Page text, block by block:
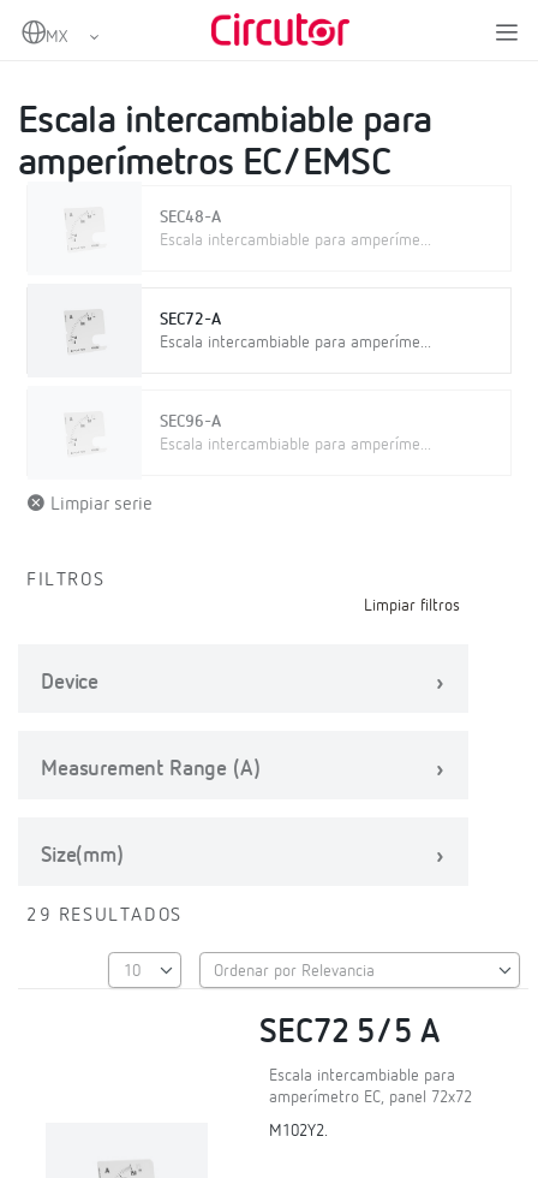
Home Instrumentación analógica
Escala intercambiable para
amperímetros EC/EMSC
SEC48-A
Escala intercambiable para amperíme...
SEC72-A
Escala intercambiable para amperíme...
SEC96-A
Escala intercambiable para amperíme...
Limpiar serie
FILTROS
Limpiar filtros
Device
Measurement Range (A)
Size(mm)
29 RESULTADOS
SEC72 5/5 A
Escala intercambiable para
amperímetro EC, panel 72x72
M102Y2.